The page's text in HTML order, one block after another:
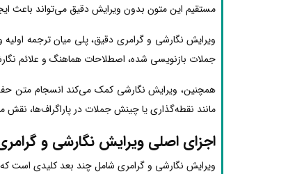
مستقیم این متون بدون ویرایش دقیق می‌تواند باعث
ویرایش نگارشی و گرامری دقیق، پلی میان ترجمه
جملات بازنویسی شده، اصطلاحات هماهنگ و علائم
همچنین، ویرایش نگارشی کمک می‌کند انسجام متن
مانند نقطه‌گذاری یا چینش جملات در پاراگراف‌ها،
اجزای اصلی ویرایش نگارشی و
ویرایش نگارشی و گرامری شامل چند بعد کلیدی است